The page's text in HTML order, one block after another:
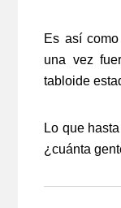
Es así
una vez
tabloide
Lo que
¿cuánta